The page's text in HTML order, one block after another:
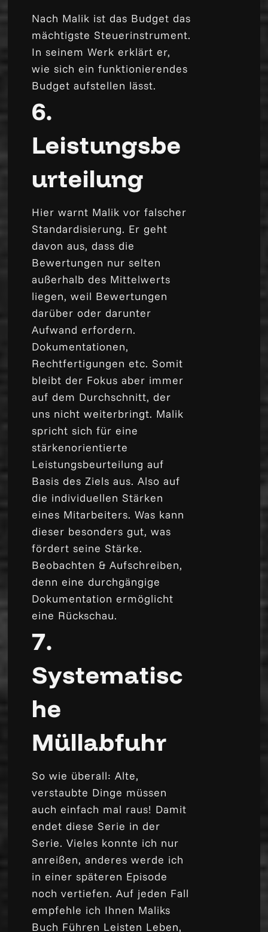
Nach Malik ist das Budget das
mächtigste Steuerinstrument.
In seinem Werk erklärt er,
wie sich ein funktionierendes
Budget aufstellen lässt.
6.
Leistungsbe
urteilung
Hier warnt Malik vor falscher
Standardisierung. Er geht
davon aus, dass die
Bewertungen nur selten
außerhalb des Mittelwerts
liegen, weil Bewertungen
darüber oder darunter
Aufwand erfordern.
Dokumentationen,
Rechtfertigungen etc. Somit
bleibt der Fokus aber immer
auf dem Durchschnitt, der
uns nicht weiterbringt. Malik
spricht sich für eine
stärkenorientierte
Leistungsbeurteilung auf
Basis des Ziels aus. Also auf
die individuellen Stärken
eines Mitarbeiters. Was kann
dieser besonders gut, was
fördert seine Stärke.
Beobachten & Aufschreiben,
denn eine durchgängige
Dokumentation ermöglicht
eine Rückschau.
7.
Systematisc
he
Müllabfuhr
So wie überall: Alte,
verstaubte Dinge müssen
auch einfach mal raus! Damit
endet diese Serie in der
Serie. Vieles konnte ich nur
anreißen, anderes werde ich
in einer späteren Episode
noch vertiefen. Auf jeden Fall
empfehle ich Ihnen Maliks
Buch Führen Leisten Leben,